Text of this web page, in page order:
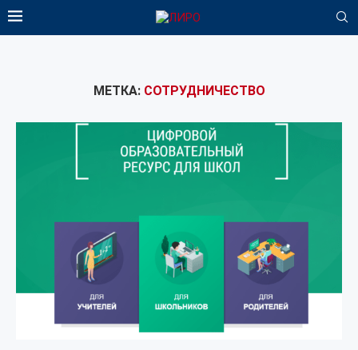
МЕТКА: СОТРУДНИЧЕСТВО